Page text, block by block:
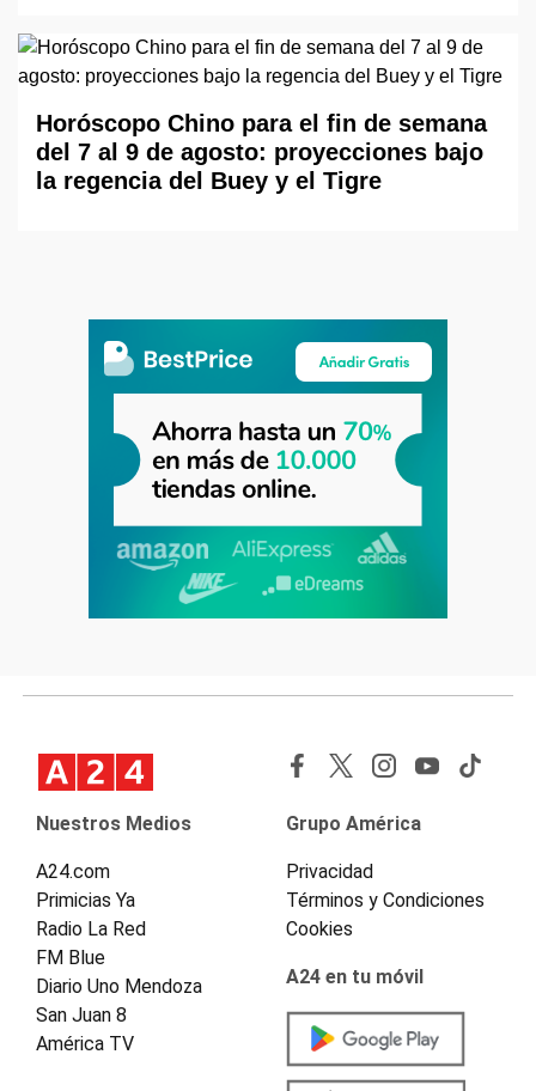
Horóscopo Chino para el fin de semana
del 7 al 9 de agosto: proyecciones bajo
la regencia del Buey y el Tigre
Nuestros Medios
A24.com
Primicias Ya
Radio La Red
FM Blue
Diario Uno Mendoza
San Juan 8
América TV
Grupo América
Privacidad
Términos y Condiciones
Cookies
A24 en tu móvil